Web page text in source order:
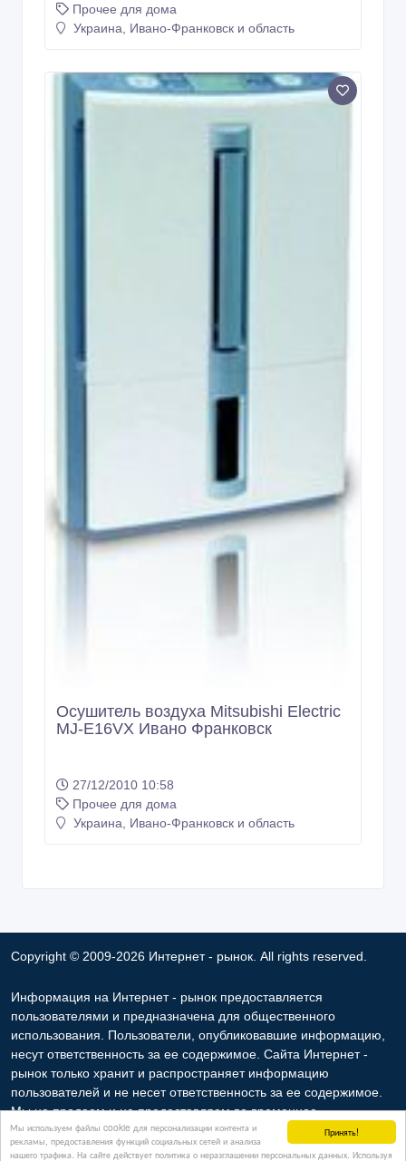
Принять!
Мы используем файлы cookie для персонализации контента и
рекламы, предоставления функций социальных сетей и анализа
нашего трафика. На сайте действует политика о неразглашении персональных данных. Используя
Прочее для дома
Украина, Ивано-Франковск и область
Осушитель воздуха Mitsubishi Electric
MJ-E16VX Ивано Франковск
27/12/2010 10:58
Прочее для дома
Украина, Ивано-Франковск и область
Copyright © 2009-2026 Интернет - рынок. All rights reserved.
Информация на Интернет - рынок предоставляется
пользователями и предназначена для общественного
использования. Пользователи, опубликовавшие информацию,
несут ответственность за ее содержимое. Сайта Интернет -
рынок только хранит и распространяет информацию
пользователей и не несет ответственность за ее содержимое.
Мы не продаем и не предоставляем во временное
пользование частную информацию зарегистрированных
пользователей Интернет - рынок третьим лицам. Но мы можем